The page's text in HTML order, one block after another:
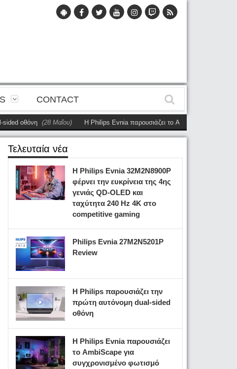
CONTACT
(28 Μαΐου) Η Philips Evnia παρουσιάζει το AmbiScape για
Τελευταία νέα
Η Philips Evnia 32M2N8900P
φέρνει την ευκρίνεια της 4ης
γενιάς QD-OLED και
ταχύτητα 240 Hz 4K στο
competitive gaming
Philips Evnia 27M2N5201P
Review
Η Philips παρουσιάζει την
πρώτη αυτόνομη dual-sided
οθόνη
Η Philips Evnia παρουσιάζει
το AmbiScape για
συγχρονισμένο φωτισμό